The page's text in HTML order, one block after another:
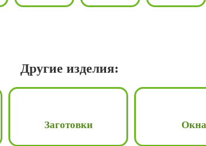
Другие изделия:
Заготовки Окна